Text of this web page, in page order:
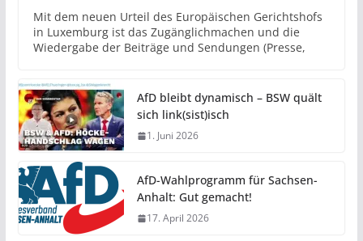
Mit dem neuen Urteil des Europäischen Gerichtshofs
in Luxemburg ist das Zugänglichmachen und die
Wiedergabe der Beiträge und Sendungen (Presse,
AfD bleibt dynamisch – BSW quält
sich link(sist)isch
1. Juni 2026
AfD-Wahlprogramm für Sachsen-
Anhalt: Gut gemacht!
17. April 2026